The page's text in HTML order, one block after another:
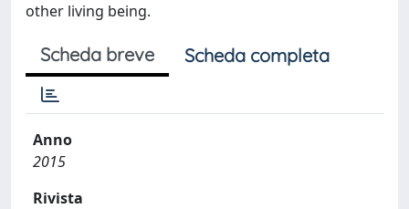
other living being.
Scheda breve Scheda completa
Anno
2015
Rivista